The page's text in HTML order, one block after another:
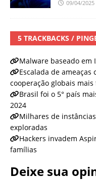
09/04/2025
5 TRACKBACKS /
Malware baseado em
Escalada de
cooperação globais mais
Brasil foi o 5° país
2024
Milhares de
exploradas
Hackers invadem
famílias
Deixe sua